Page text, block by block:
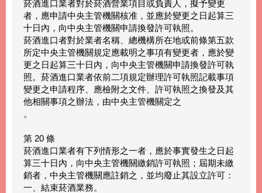
菸酒進口業者對於菸酒營業項目或負責人，擬予變更
者，應申請中央主管機關核准，並應於變更之日起算三
十日內，向中央主管機關申請換發許可執照。
菸酒進口者對於業者名稱、總機構所在地或前條第五款
所定中央主管機關規定應載明之事項有變更者，應於變
更之日起算三十日內，向中央主管機關申請換發許可執
照。菸酒進口業者依前二項規定辦理許可執照記載事項
變更之申請程序、應檢附之文件、許可執照之換發及其
他相關事項之辦法，由中央主管機關定之
。
第 20 條
菸酒進口業者有下列情形之一者，應於事實發生之日起
算三十日內，向中央主管機關繳銷許可執照；屆期未繳
銷者，中央主管機關應註銷之，並均廢止其設立許可：
一、結束菸酒業務。